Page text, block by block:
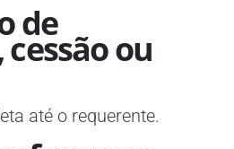
de
ou
até o requerente.